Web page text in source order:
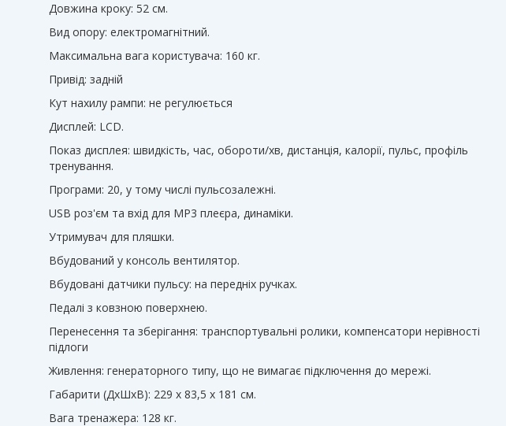
Довжина кроку: 52 см.
Вид опору: електромагнітний.
Максимальна вага користувача: 160 кг.
Привід: задній
Кут нахилу рампи: не регулюється
Дисплей: LCD.
Показ дисплея: швидкість, час, обороти/хв, дистанція, калорії, пульс, профіль
тренування.
Програми: 20, у тому числі пульсозалежні.
USB роз'єм та вхід для MP3 плеєра, динаміки.
Утримувач для пляшки.
Вбудований у консоль вентилятор.
Вбудовані датчики пульсу: на передніх ручках.
Педалі з ковзною поверхнею.
Перенесення та зберігання: транспортувальні ролики, компенсатори нерівності
підлоги
Живлення: генераторного типу, що не вимагає підключення до мережі.
Габарити (ДхШхВ): 229 х 83,5 х 181 см.
Вага тренажера: 128 кг.